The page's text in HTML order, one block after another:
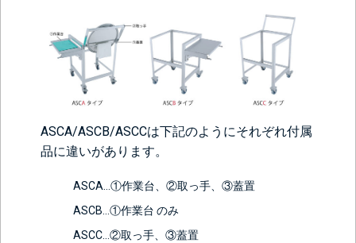
ASCA/ASCB/ASCCは下記のようにそれぞれ付属
品に違いがあります。
ASCA…①作業台、②取っ手、③蓋置
ASCB…①作業台 のみ
ASCC…②取っ手、③蓋置